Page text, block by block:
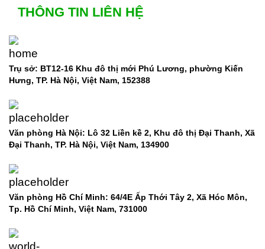
THÔNG TIN LIÊN HỆ
Trụ sở: BT12-16 Khu đô thị mới Phú Lương, phường Kiến
Hưng, TP. Hà Nội, Việt Nam, 152388
Văn phòng Hà Nội: Lô 32 Liền kề 2, Khu đô thị Đại Thanh, Xã
Đại Thanh, TP. Hà Nội, Việt Nam, 134900
Văn phòng Hồ Chí Minh: 64/4E Ấp Thới Tây 2, Xã Hóc Môn,
Tp. Hồ Chí Minh, Việt Nam, 731000